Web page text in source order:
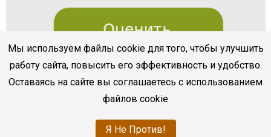
Мы используем файлы cookie для того, чтобы улучшить
работу сайта, повысить его эффективность и удобство.
Оставаясь на сайте вы соглашаетесь с использованием
файлов cookie
Я Не Против!